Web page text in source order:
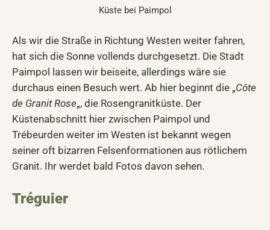
Küste bei Paimpol
Als wir die Straße in Richtung Westen weiter fahren,
hat sich die Sonne vollends durchgesetzt. Die Stadt
Paimpol lassen wir beiseite, allerdings wäre sie
durchaus einen Besuch wert. Ab hier beginnt die „Côte
de Granit Rose„, die Rosengranitküste. Der
Küstenabschnitt hier zwischen Paimpol und
Trébeurden weiter im Westen ist bekannt wegen
seiner oft bizarren Felsenformationen aus rötlichem
Granit. Ihr werdet bald Fotos davon sehen.
Tréguier